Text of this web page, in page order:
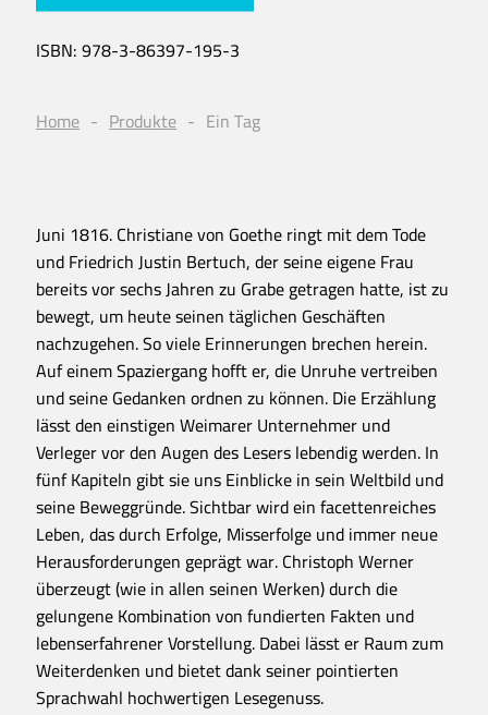
ISBN:978-3-86397-195-3
Home Produkte Ein Tag
Juni 1816. Christiane von Goethe ringt mit dem Tode
und Friedrich Justin Bertuch, der seine eigene Frau
bereits vor sechs Jahren zu Grabe getragen hatte, ist zu
bewegt, um heute seinen täglichen Geschäften
nachzugehen. So viele Erinnerungen brechen herein.
Auf einem Spaziergang hofft er, die Unruhe vertreiben
und seine Gedanken ordnen zu können. Die Erzählung
lässt den einstigen Weimarer Unternehmer und
Verleger vor den Augen des Lesers lebendig werden. In
fünf Kapiteln gibt sie uns Einblicke in sein Weltbild und
seine Beweggründe. Sichtbar wird ein facettenreiches
Leben, das durch Erfolge, Misserfolge und immer neue
Herausforderungen geprägt war. Christoph Werner
überzeugt (wie in allen seinen Werken) durch die
gelungene Kombination von fundierten Fakten und
lebenserfahrener Vorstellung. Dabei lässt er Raum zum
Weiterdenken und bietet dank seiner pointierten
Sprachwahl hochwertigen Lesegenuss.